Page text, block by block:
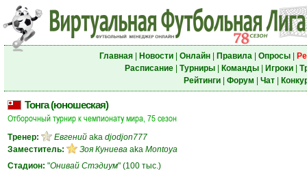
Главная| Новости| Онлайн| Правила| Опросы|
Расписание| Турниры| Команды| Игроки|
Рейтинги| Форум Чат|
Тонга (юношеская)
Отборочный турнир к чемпионату мира, 75 сезон
Тренер: Евгений aka djodjon777
Заместитель:
Зоя Куниева aka Montoya
Стадион: "Онивай Стэдиум" (100 тыс.)